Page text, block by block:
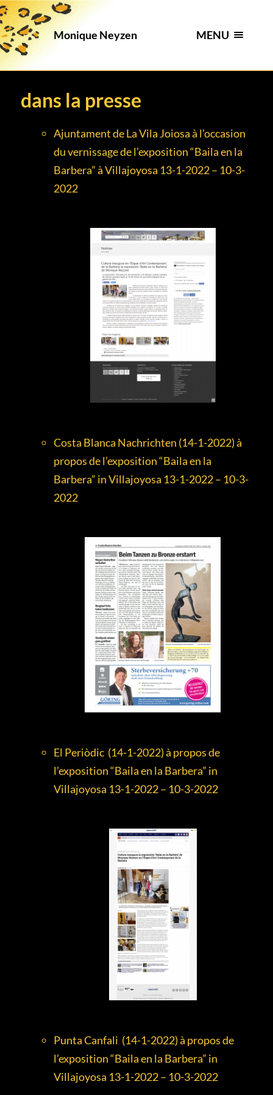
Monique Neyzen MENU
dans la presse
Ajuntament de La Vila Joiosa à l’occasion
du vernissage de l’exposition “Baila en la
Barbera” à Villajoyosa 13-1-2022 – 10-3-
2022
Costa Blanca Nachrichten (14-1-2022) à
propos de l’exposition “Baila en la
Barbera” in Villajoyosa 13-1-2022 – 10-3-
2022
El Periòdic (14-1-2022) à propos de
l’exposition “Baila en la Barbera” in
Villajoyosa 13-1-2022 – 10-3-2022
Punta Canfali (14-1-2022) à propos de
l’exposition “Baila en la Barbera” in
Villajoyosa 13-1-2022 – 10-3-2022